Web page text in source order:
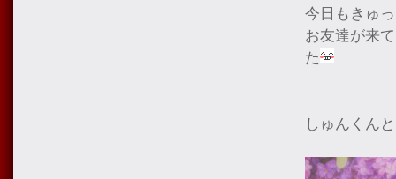
今日もきゅ
お友達が来
た
しゅんくん